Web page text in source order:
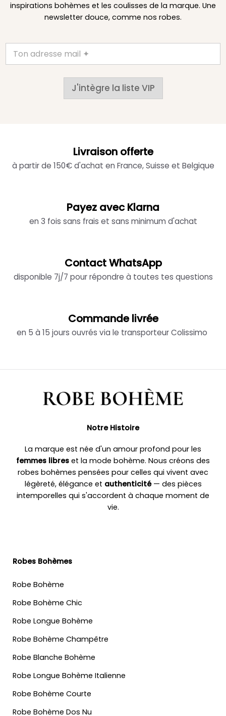
inspirations bohèmes et les coulisses de la marque. Une
newsletter douce, comme nos robes.
J'intègre la liste VIP
Livraison offerte
à partir de 150€ d'achat en France, Suisse et Belgique
Payez avec Klarna
en 3 fois sans frais et sans minimum d'achat
Contact WhatsApp
disponible 7j/7 pour répondre à toutes tes questions
Commande livrée
en 5 à 15 jours ouvrés via le transporteur Colissimo
Notre Histoire
La marque est née d'un amour profond pour les
femmes libres et la mode bohème. Nous créons des
robes bohèmes pensées pour celles qui vivent avec
légèreté, élégance et authenticité— des pièces
intemporelles qui s'accordent à chaque moment de
vie.
Robes Bohèmes
Robe Bohème
Robe Bohème Chic
Robe Longue Bohème
Robe Bohème Champêtre
Robe Blanche Bohème
Robe Longue Bohème Italienne
Robe Bohème Courte
Robe Bohème Dos Nu